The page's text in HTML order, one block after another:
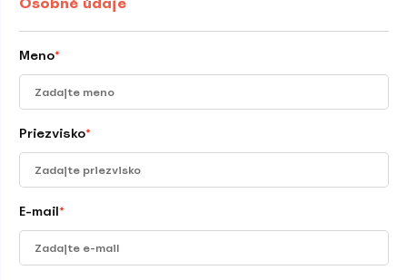
Meno*
Priezvisko*
E-mail*